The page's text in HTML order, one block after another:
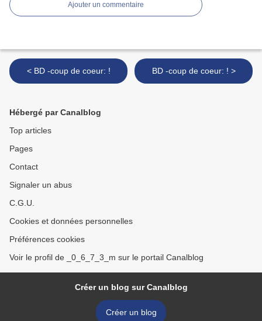
Ajouter un commentaire
< BD -coup de coeur: ! BD -coup de coeur: ! >
Hébergé par Canalblog
Top articles
Pages
Contact
Signaler un abus
C.G.U.
Cookies et données personnelles
Préférences cookies
Voir le profil de _0_6_7_3_m sur le portail Canalblog
Créer un blog sur Canalblog
Créer un blog